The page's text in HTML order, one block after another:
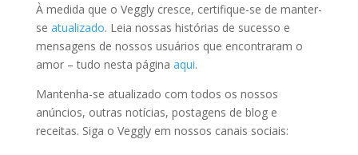
À medida que o Veggly cresce, certifique-se de manter-
se atualizado. Leia nossas histórias de sucesso e
mensagens de nossos usuários que encontraram o
amor – tudo nesta página aqui.
Mantenha-se atualizado com todos os nossos
anúncios, outras notícias, postagens de blog e
receitas. Siga o Veggly em nossos canais sociais: